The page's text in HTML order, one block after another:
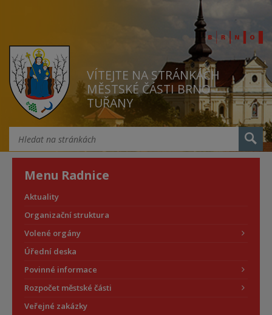
VÍTEJTE NA STRÁNKÁCH
MĚSTSKÉ ČÁSTI BRNO
TUŘANY
Menu Radnice
Aktuality
Organizační struktura
Volené orgány
Úřední deska
Povinné informace
Rozpočet městské části
Veřejné zakázky